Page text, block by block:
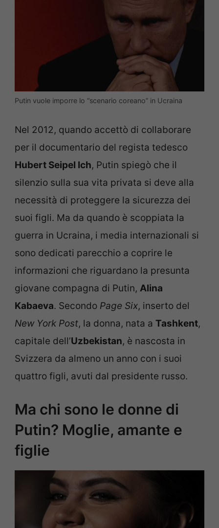
Putin vuole imporre lo “scenario coreano” in Ucraina
Nel 2012, quando accettò di collaborare
per il documentario del regista tedesco
Hubert Seipel Ich, Putin spiegò che il
silenzio sulla sua vita privata si deve alla
necessità di proteggere la sicurezza dei
suoi figli. Ma da quando è scoppiata la
guerra in Ucraina, i media internazionali si
sono dedicati parecchio a coprire le
informazioni che riguardano la presunta
giovane compagna di Putin, Alina
Kabaeva. Secondo Page Six, inserto del
New York Post, la donna, nata a Tashkent,
capitale dell’Uzbekistan, è nascosta in
Svizzera da almeno un anno con i suoi
quattro figli, avuti dal presidente russo.
Ma chi sono le donne di
Putin? Moglie, amante e
figlie